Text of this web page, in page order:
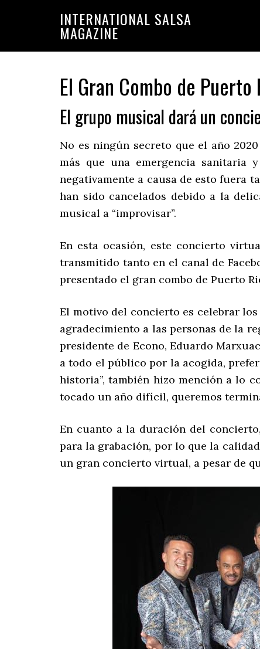
INTERNATIONAL SALSA
MAGAZINE
El Gran Combo de
El grupo musical dará un
No es ningún secreto que el año
más que una emergencia sanitaria
negativamente a causa de esto fuera
han sido cancelados debido a la
musical a “improvisar”.
En esta ocasión, este concierto
transmitido tanto en el canal de
presentado el gran combo de Puerto
El motivo del concierto es celebrar
agradecimiento a las personas de la
presidente de Econo, Eduardo
a todo el público por la acogida,
historia”, también hizo mención a lo
tocado un año difícil, queremos
En cuanto a la duración del
para la grabación, por lo que la
un gran concierto virtual, a pesar de